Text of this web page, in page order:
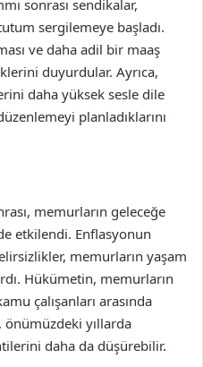
sonrası sendikalar,
sergilemeye başladı.
ve daha adil bir maaş
duyurdular. Ayrıca,
daha yüksek sesle dile
planladıklarını
memurların geleceğe
etkilendi. Enflasyonun
memurların yaşam
Hükümetin, memurların
çalışanları arasında
yıllarda
daha da düşürebilir.